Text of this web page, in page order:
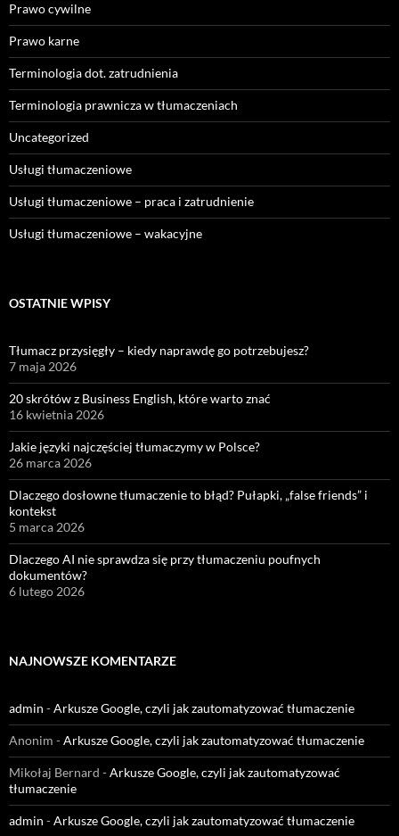
Prawo cywilne
Prawo karne
Terminologia dot. zatrudnienia
Terminologia prawnicza w tłumaczeniach
Uncategorized
Usługi tłumaczeniowe
Usługi tłumaczeniowe – praca i zatrudnienie
Usługi tłumaczeniowe – wakacyjne
OSTATNIE WPISY
Tłumacz przysięgły – kiedy naprawdę go potrzebujesz?
7 maja 2026
20 skrótów z Business English, które warto znać
16 kwietnia 2026
Jakie języki najczęściej tłumaczymy w Polsce?
26 marca 2026
Dlaczego dosłowne tłumaczenie to błąd? Pułapki, „false friends” i
kontekst
5 marca 2026
Dlaczego AI nie sprawdza się przy tłumaczeniu poufnych
dokumentów?
6 lutego 2026
NAJNOWSZE KOMENTARZE
admin -Arkusze Google, czyli jak zautomatyzować tłumaczenie
Anonim -Arkusze Google, czyli jak zautomatyzować tłumaczenie
Mikołaj Bernard -Arkusze Google, czyli jak zautomatyzować
tłumaczenie
admin -Arkusze Google, czyli jak zautomatyzować tłumaczenie